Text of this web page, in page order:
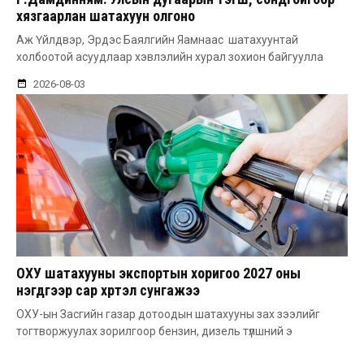
хязгаарлан шатахуун олгоно
Аж Үйлдвэр, Эрдэс Баялгийн Яамнаас шатахуунтай
холбоотой асуудлаар хэвлэлийн хурал зохион байгуулла
2026-08-03
ОХУ шатахууны экспортын хоригоо 2027 оны
нэгдүгээр сар хүртэл сунгажээ
ОХУ-ын Засгийн газар дотоодын шатахууны зах зээлийг
тогтворжуулах зорилгоор бензин, дизель түлшний э